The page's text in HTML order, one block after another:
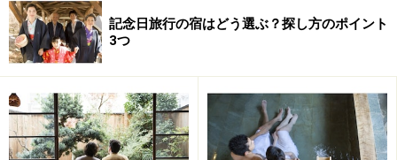
記念日旅行の宿はどう選ぶ？探し方のポイント
3つ